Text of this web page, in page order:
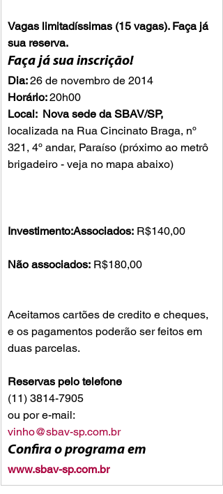
Vagas limitadíssimas (15 vagas). Faça já
sua reserva.
Faça já sua inscrição!
Dia:
Horário:
Local:  Nova sede da SBAV/SP,
localizada na Rua Cincinato Braga, nº
321, 4º andar, Paraíso (próximo ao metrô
brigadeiro - veja no mapa abaixo)
Investimento:Associados: R$140,00
Não associados: R$180,00
Aceitamos cartões de credito e cheques,
e os pagamentos poderão ser feitos em
duas parcelas.
Reservas pelo telefone
(11) 3814-7905
vinho@sbav-sp.com.br
Confira o programa em
www.sbav-sp.com.br